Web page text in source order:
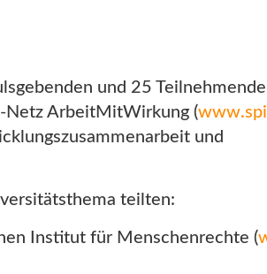
und 25
Netz ArbeitMitWirkung (
und
teilten:
Institut für Menschenrechte (